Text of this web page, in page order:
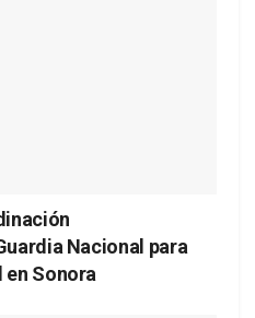
Nacional para
Sonora